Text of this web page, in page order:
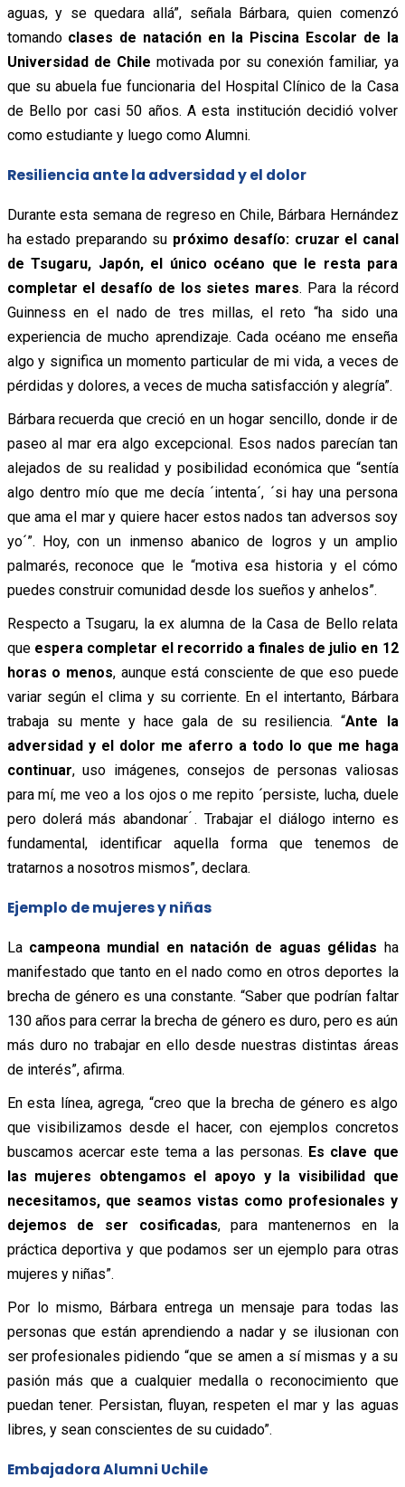
aguas, y se quedara allá”, señala Bárbara, quien comenzó
tomando clases de natación en la Piscina Escolar de la
Universidad de Chile motivada por su conexión familiar, ya
que su abuela fue funcionaria del Hospital Clínico de la Casa
de Bello por casi 50 años. A esta institución decidió volver
como estudiante y luego como Alumni.
Resiliencia ante la adversidad y el dolor
Durante esta semana de regreso en Chile, Bárbara Hernández
ha estado preparando su próximo desafío: cruzar el canal
de Tsugaru, Japón, el único océano que le resta para
completar el desafío de los sietes mares. Para la récord
Guinness en el nado de tres millas, el reto “ha sido una
experiencia de mucho aprendizaje. Cada océano me enseña
algo y significa un momento particular de mi vida, a veces de
pérdidas y dolores, a veces de mucha satisfacción y alegría”.
Bárbara recuerda que creció en un hogar sencillo, donde ir de
paseo al mar era algo excepcional. Esos nados parecían tan
alejados de su realidad y posibilidad económica que “sentía
algo dentro mío que me decía ´intenta´, ´si hay una persona
que ama el mar y quiere hacer estos nados tan adversos soy
yo´”. Hoy, con un inmenso abanico de logros y un amplio
palmarés, reconoce que le “motiva esa historia y el cómo
puedes construir comunidad desde los sueños y anhelos”.
Respecto a Tsugaru, la ex alumna de la Casa de Bello relata
que espera completar el recorrido a finales de julio en 12
horas o menos, aunque está consciente de que eso puede
variar según el clima y su corriente. En el intertanto, Bárbara
trabaja su mente y hace gala de su resiliencia. “Ante la
adversidad y el dolor me aferro a todo lo que me haga
continuar, uso imágenes, consejos de personas valiosas
para mí, me veo a los ojos o me repito ´persiste, lucha, duele
pero dolerá más abandonar ́. Trabajar el diálogo interno es
fundamental, identificar aquella forma que tenemos de
tratarnos a nosotros mismos”, declara.
Ejemplo de mujeres y niñas
La campeona mundial en natación de aguas gélidas ha
manifestado que tanto en el nado como en otros deportes la
brecha de género es una constante. “Saber que podrían faltar
130 años para cerrar la brecha de género es duro, pero es aún
más duro no trabajar en ello desde nuestras distintas áreas
de interés”, afirma.
En esta línea, agrega, “creo que la brecha de género es algo
que visibilizamos desde el hacer, con ejemplos concretos
buscamos acercar este tema a las personas. Es clave que
las mujeres obtengamos el apoyo y la visibilidad que
necesitamos, que seamos vistas como profesionales y
dejemos de ser cosificadas, para mantenernos en la
práctica deportiva y que podamos ser un ejemplo para otras
mujeres y niñas”.
Por lo mismo, Bárbara entrega un mensaje para todas las
personas que están aprendiendo a nadar y se ilusionan con
ser profesionales pidiendo “que se amen a sí mismas y a su
pasión más que a cualquier medalla o reconocimiento que
puedan tener. Persistan, fluyan, respeten el mar y las aguas
libres, y sean conscientes de su cuidado”.
Embajadora Alumni Uchile